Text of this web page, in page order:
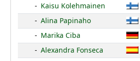
- Kaisu Kolehmainen
- Alina Papinaho
- Marika Ciba
- Alexandra Fonseca